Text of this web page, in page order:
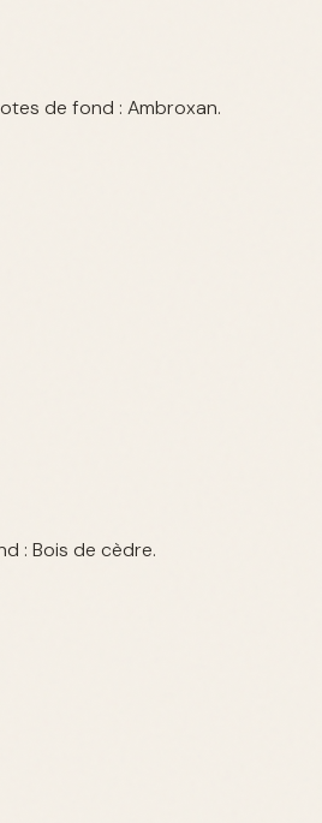
de fond : Ambroxan.
: Bois de cèdre.